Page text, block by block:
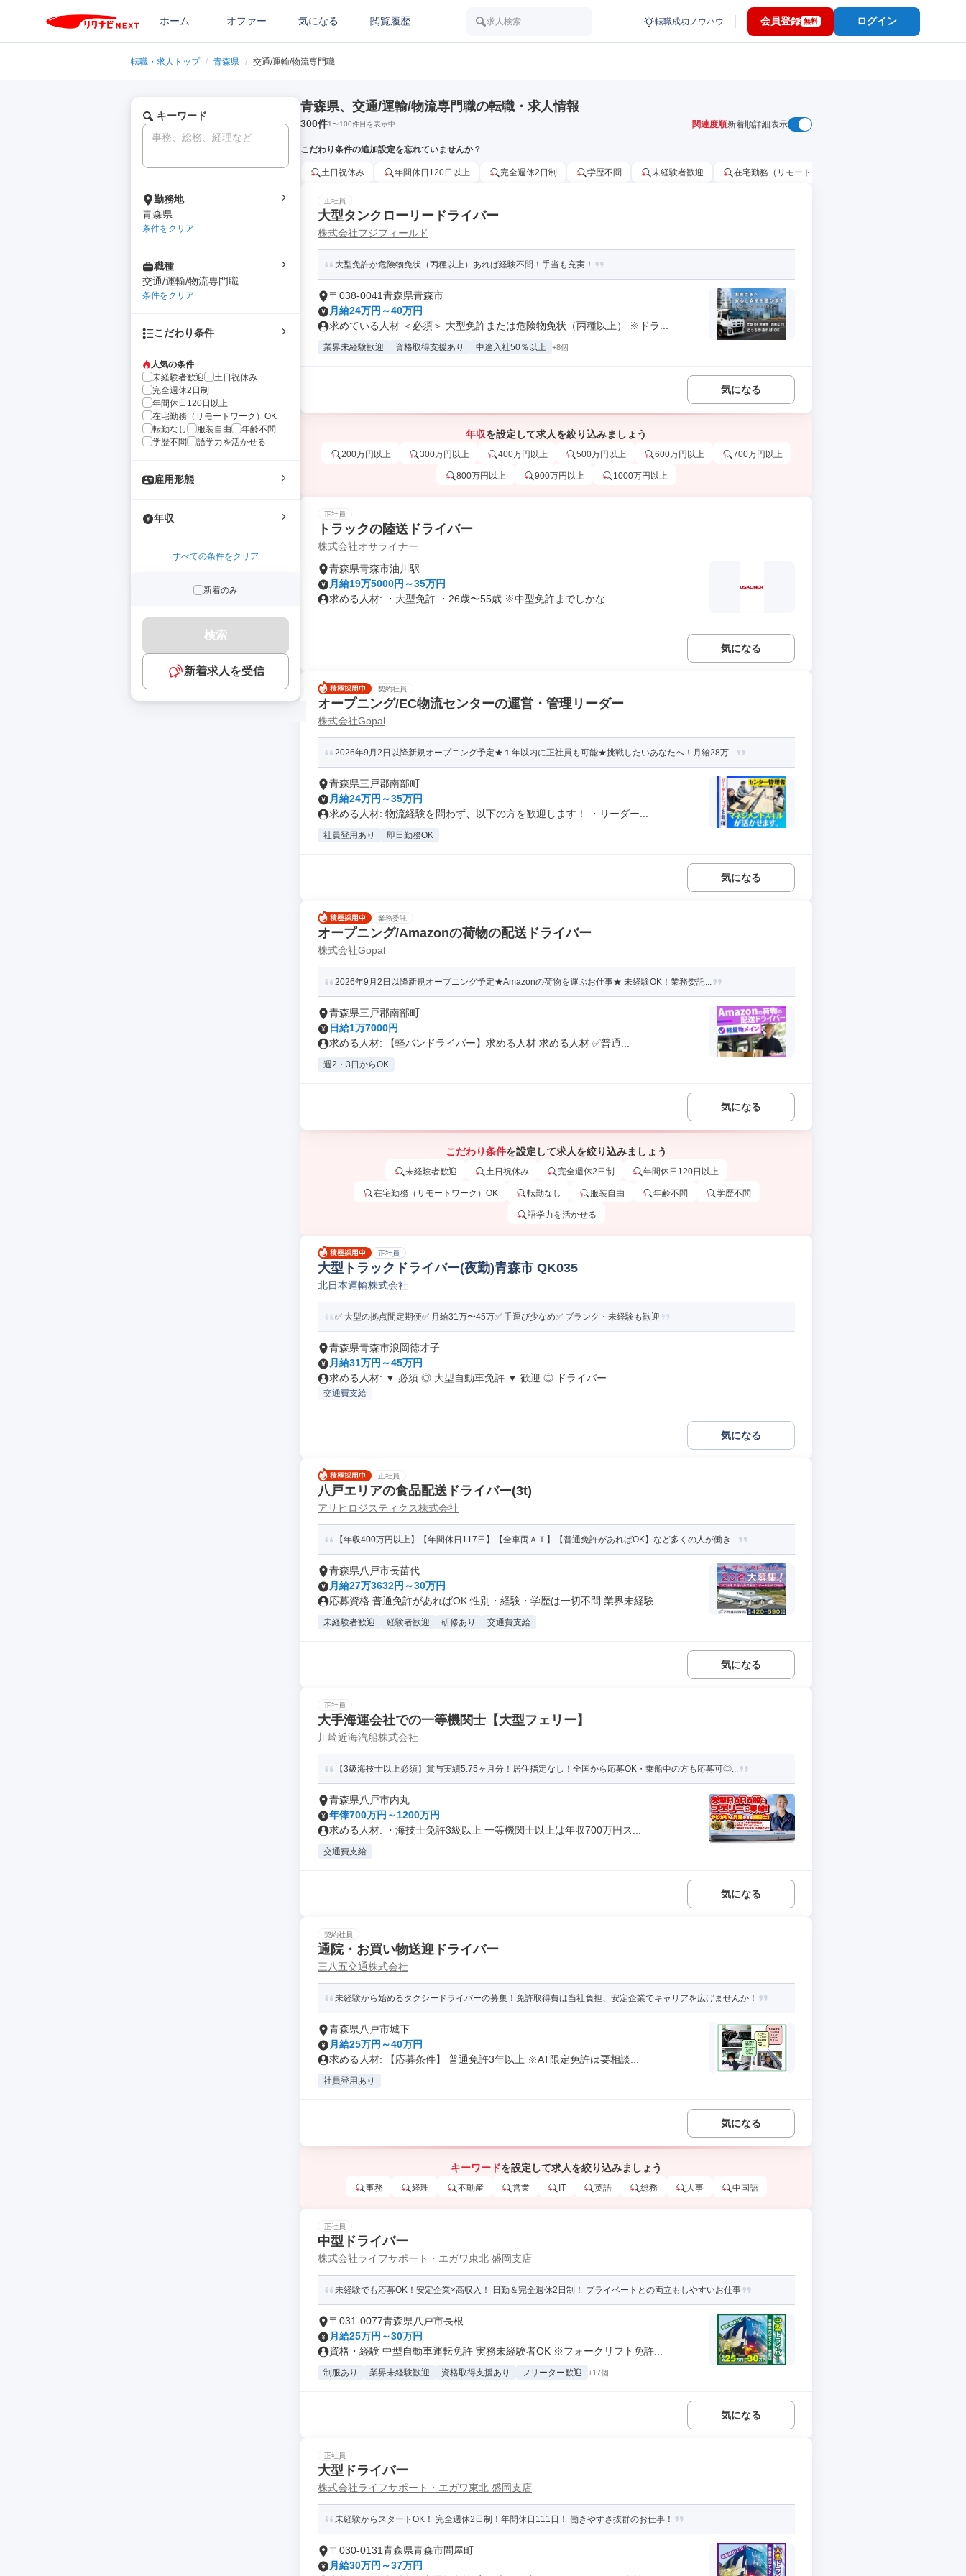
ホーム オファー 気になる 閲覧履歴 求人検索 転職成功ノウハウ 会員登録 無料 ログイン
転職・求人トップ / 青森県 / 交通/運輸/物流専門職
キーワード
勤務地
青森県
条件をクリア
職種
交通/運輸/物流専門職
条件をクリア
こだわり条件
人気の条件
未経験者歓迎
土日祝休み
完全週休2日制
年間休日120日以上
在宅勤務（リモートワーク）OK
転勤なし
服装自由
年齢不問
学歴不問
語学力を活かせる
雇用形態
年収
すべての条件をクリア
新着のみ
検索
新着求人を受信
青森県、交通/運輸/物流専門職の転職・求人情報
300件1〜100件目を表示中 関連度順新着順詳細表示
こだわり条件の追加設定を忘れていませんか？
土日祝休み 年間休日120日以上 完全週休2日制 学歴不問 未経験者歓迎 在宅勤務（リモートワーク）OK
正社員
大型タンクローリードライバー
株式会社フジフィールド
大型免許か危険物免状（丙種以上）あれば経験不問！手当も充実！
〒038-0041青森県青森市
月給24万円～40万円
求めている人材 ＜必須＞ 大型免許または危険物免状（丙種以上） ※ドラ...
業界未経験歓迎 資格取得支援あり 中途入社50％以上 +8個
気になる
年収を設定して求人を絞り込みましょう
200万円以上 300万円以上 400万円以上 500万円以上 600万円以上 700万円以上
800万円以上 900万円以上 1000万円以上
正社員
トラックの陸送ドライバー
株式会社オサライナー
青森県青森市油川駅
月給19万5000円～35万円
求める人材: ・大型免許 ・26歳〜55歳 ※中型免許までしかな...
気になる
契約社員
オープニング/EC物流センターの運営・管理リーダー
株式会社Gopal
2026年9月2日以降新規オープニング予定★１年以内に正社員も可能★挑戦したいあなたへ！月給28万...
青森県三戸郡南部町
月給24万円～35万円
求める人材: 物流経験を問わず、以下の方を歓迎します！ ・リーダー...
社員登用あり 即日勤務OK
気になる
業務委託
オープニング/Amazonの荷物の配送ドライバー
株式会社Gopal
2026年9月2日以降新規オープニング予定★Amazonの荷物を運ぶお仕事★ 未経験OK！業務委託...
青森県三戸郡南部町
日給1万7000円
求める人材: 【軽バンドライバー】求める人材 求める人材 ✅️普通...
週2・3日からOK
気になる
こだわり条件を設定して求人を絞り込みましょう
未経験者歓迎 土日祝休み 完全週休2日制 年間休日120日以上
在宅勤務（リモートワーク）OK 転勤なし 服装自由 年齢不問 学歴不問
語学力を活かせる
正社員
大型トラックドライバー(夜勤)青森市 QK035
北日本運輸株式会社
✅️ 大型の拠点間定期便✅️ 月給31万〜45万✅️ 手運び少なめ✅️ ブランク・未経験も歓迎
青森県青森市浪岡徳才子
月給31万円～45万円
求める人材: ▼ 必須 ◎ 大型自動車免許 ▼ 歓迎 ◎ ドライバー...
交通費支給
気になる
正社員
八戸エリアの食品配送ドライバー(3t)
アサヒロジスティクス株式会社
【年収400万円以上】【年間休日117日】【全車両ＡＴ】【普通免許があればOK】など多くの人が働き...
青森県八戸市長苗代
月給27万3632円～30万円
応募資格 普通免許があればOK 性別・経験・学歴は一切不問 業界未経験...
未経験者歓迎 経験者歓迎 研修あり 交通費支給
気になる
正社員
大手海運会社での一等機関士【大型フェリー】
川崎近海汽船株式会社
【3級海技士以上必須】賞与実績5.75ヶ月分！居住指定なし！全国から応募OK・乗船中の方も応募可◎...
青森県八戸市内丸
年俸700万円～1200万円
求める人材: ・海技士免許3級以上 一等機関士以上は年収700万円ス...
交通費支給
気になる
契約社員
通院・お買い物送迎ドライバー
三八五交通株式会社
未経験から始めるタクシードライバーの募集！免許取得費は当社負担、安定企業でキャリアを広げませんか！
青森県八戸市城下
月給25万円～40万円
求める人材: 【応募条件】 普通免許3年以上 ※AT限定免許は要相談...
社員登用あり
気になる
キーワードを設定して求人を絞り込みましょう
事務 経理 不動産 営業 IT 英語 総務 人事 中国語
正社員
中型ドライバー
株式会社ライフサポート・エガワ東北 盛岡支店
未経験でも応募OK！安定企業×高収入！ 日勤＆完全週休2日制！ プライベートとの両立もしやすいお仕事
〒031-0077青森県八戸市長根
月給25万円～30万円
資格・経験 中型自動車運転免許 実務未経験者OK ※フォークリフト免許...
制服あり 業界未経験歓迎 資格取得支援あり フリーター歓迎 +17個
気になる
正社員
大型ドライバー
株式会社ライフサポート・エガワ東北 盛岡支店
未経験からスタートOK！ 完全週休2日制！年間休日111日！ 働きやすさ抜群のお仕事！
〒030-0131青森県青森市問屋町
月給30万円～37万円